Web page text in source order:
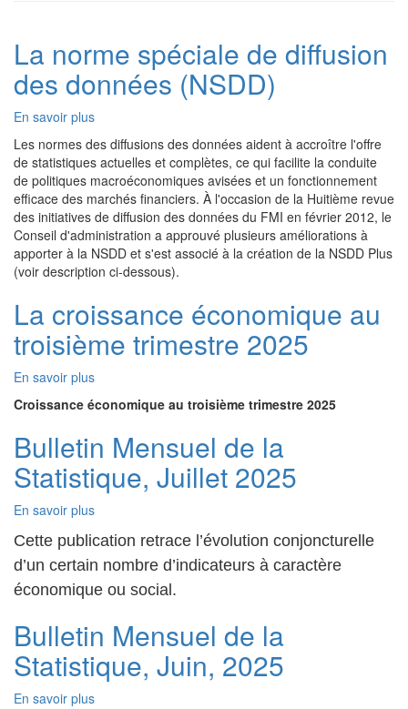
La norme spéciale de diffusion
des données (NSDD)
En savoir plus
norme
spéciale
de
diffusion
des
données
(NSDD)
Les normes des diffusions des données aident à accroître l'offre
de statistiques actuelles et complètes, ce qui facilite la conduite
de politiques macroéconomiques avisées et un fonctionnement
efficace des marchés financiers. À l'occasion de la Huitième revue
des initiatives de diffusion des données du FMI en février 2012, le
Conseil d'administration a approuvé plusieurs améliorations à
apporter à la NSDD et s'est associé à la création de la NSDD Plus
(voir description ci-dessous).
La croissance économique au
troisième trimestre 2025
En savoir plus
croissance
au
trimestre
Croissance économique au troisième trimestre 2025
Bulletin Mensuel de la
Statistique, Juillet 2025
En savoir plus
Mensuel
de
la
Statistique,
2025
Cette publication retrace l’évolution conjoncturelle
d’un certain nombre d’indicateurs à caractère
économique ou social.
Bulletin Mensuel de la
Statistique, Juin, 2025
En savoir plus